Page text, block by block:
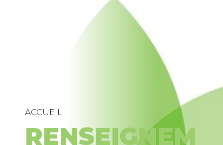
ACCUEIL
RENSEIGNEM